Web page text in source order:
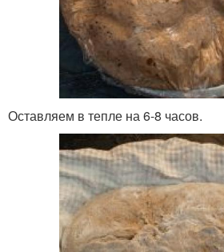
Оставляем в тепле на 6-8 часов.